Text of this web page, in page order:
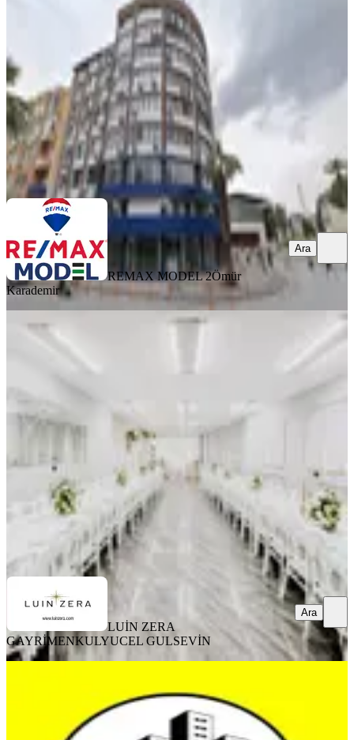
Merkezefendi, Saraylar Mahallesi
2 Oda·36 m²·Düz Giriş (Zemin)
100.000 ₺
REMAX MODEL 2Ömür Karademir
Ara
REMAX MODEL 2Ömür
Karademir
Ara
Organizasyon & Event 100 Kişilik
·221 m² Düz Giriş (Zemin)
899.999 ₺ 915.000 ₺
LUİN ZERA GAYRİMENKUL YUCEL GULSEVİN
LUİN ZERA
GAYRİMENKULYUCEL GULSEVİN
Ara
Ve Döner Dükkanı
Merkezefendi, Adalet Mahallesi